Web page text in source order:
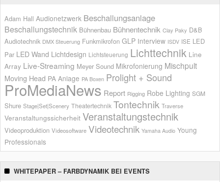
Adam Hall Audionetzwerk Beschallungsanlage
Beschallungstechnik Bühnenbau Bühnentechnik Clay Paky D&B
Audiotechnik DMX Steuerung Funkmikrofon GLP Interview ISDV ISE LED
Par LED Wand Lichtdesign Lichtsteuerung Lichttechnik Line
Array Live-Streaming Meyer Sound Mikrofonierung Mischpult
Moving Head PA Anlage PA Boxen Prolight + Sound
ProMediaNews Report Rigging Robe Lighting SGM
Shure Stage|Set|Scenery Theatertechnik Tontechnik Traverse
Veranstaltungssicherheit Veranstaltungstechnik
Videoproduktion Videosoftware Videotechnik Yamaha Audio Young
Professionals
WHITEPAPER – FARBDYNAMIK BEI EVENTS